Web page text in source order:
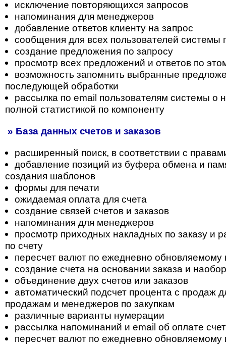
исключение повторяющихся запросов
напоминания для менеджеров
добавление ответов клиенту на запрос
сообщения для всех пользователей системы
создание предложения по запросу
просмотр всех предложений и ответов по
возможность запомнить выбранные
последующей обработки
рассылка по email пользователям системы о
полной статистикой по компоненту
» База данных счетов и заказов
расширенный поиск, в соответствии с
добавление позиций из буфера обмена и
создания шаблонов
формы для печати
ожидаемая оплата для счета
создание связей счетов и заказов
напоминания для менеджеров
просмотр приходных накладных по заказу и
по счету
пересчет валют по ежедневно обновляемому
создание счета на основании заказа и
объединение двух счетов или заказов
автоматический подсчет процента с продаж
продажам и менеджеров по закупкам
различные варианты нумерации
рассылка напоминаний и email об оплате
пересчет валют по ежедневно обновляемому